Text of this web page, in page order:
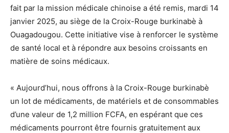
fait par la mission médicale chinoise a été remis, mardi 14
janvier 2025, au siège de la Croix-Rouge burkinabè à
Ouagadougou. Cette initiative vise à renforcer le système
de santé local et à répondre aux besoins croissants en
matière de soins médicaux.
« Aujourd’hui, nous offrons à la Croix-Rouge burkinabè
un lot de médicaments, de matériels et de consommables
d’une valeur de 1,2 million FCFA, en espérant que ces
médicaments pourront être fournis gratuitement aux